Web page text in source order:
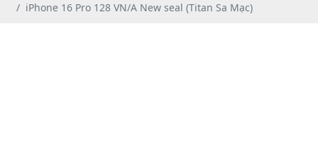
iPhone 16 Pro 128 VN/A New seal (Titan Sa Mạc)